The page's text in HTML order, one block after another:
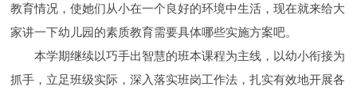
教育情况，使她们从小在一个良好的环境中生活，现在就来给大
家讲一下幼儿园的素质教育需要具体哪些实施方案吧。
本学期继续以巧手出智慧的班本课程为主线，以幼小衔接为
抓手，立足班级实际，深入落实班岗工作法，扎实有效地开展各